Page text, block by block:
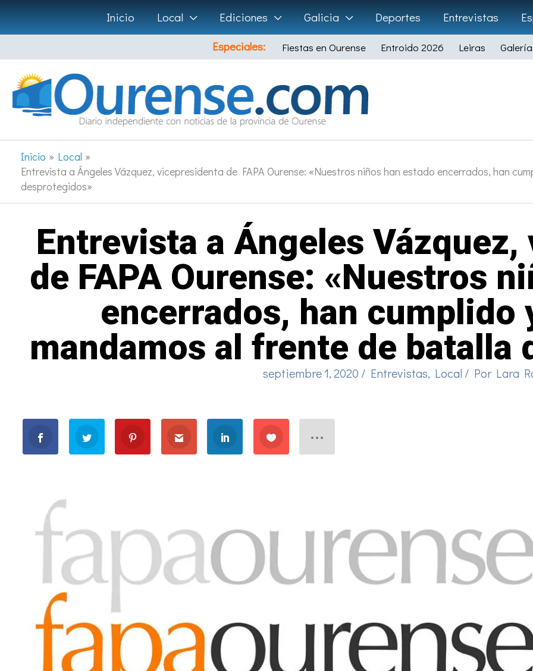
Ir
al
contenido
Inicio Local Ediciones Galicia Deportes Entrevistas
Especiales:
Fiestas en Ourense Entroido 2026 Leiras
Inicio
Local
Entrevista a Ángeles Vázquez, vicepresidenta de FAPA Ourense: «Nuestros niños han estado encerrados, han
desprotegidos»
Entrevista a Ángeles
de FAPA Ourense: «Nuestros
encerrados, han cumplido
mandamos al frente de batalla
septiembre 1, 2020 / Entrevistas, Local / Por Lara